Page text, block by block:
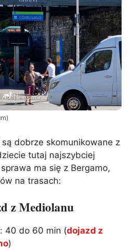
dobrze skomunikowane z
tutaj najszybciej
ma się z Bergamo,
na trasach:
z Mediolanu
40 do 60 min (dojazd z
)